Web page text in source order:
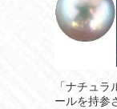
「ナチュ
ールを持参